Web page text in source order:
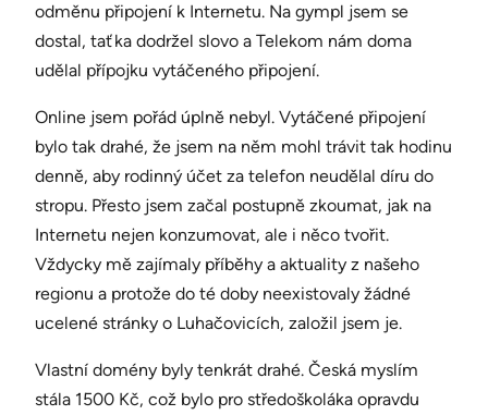
odměnu připojení k Internetu. Na gympl jsem se
dostal, taťka dodržel slovo a Telekom nám doma
udělal přípojku vytáčeného připojení.
Online jsem pořád úplně nebyl. Vytáčené připojení
bylo tak drahé, že jsem na něm mohl trávit tak hodinu
denně, aby rodinný účet za telefon neudělal díru do
stropu. Přesto jsem začal postupně zkoumat, jak na
Internetu nejen konzumovat, ale i něco tvořit.
Vždycky mě zajímaly příběhy a aktuality z našeho
regionu a protože do té doby neexistovaly žádné
ucelené stránky o Luhačovicích, založil jsem je.
Vlastní domény byly tenkrát drahé. Česká myslím
stála 1500 Kč, což bylo pro středoškoláka opravdu